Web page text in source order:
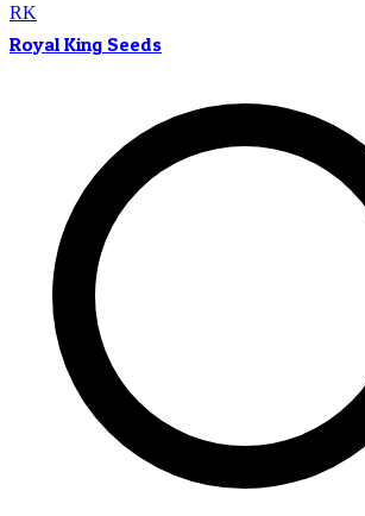
RK
Royal King Seeds